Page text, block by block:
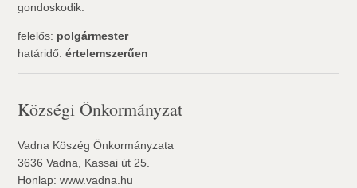
gondoskodik.
felelős: polgármester
határidő:értelemszerűen
Községi Önkormányzat
Vadna Köszég Önkormányzata
3636 Vadna, Kassai út 25.
Honlap: www.vadna.hu